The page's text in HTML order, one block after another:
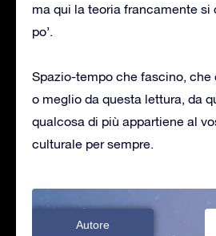
ma qui la teoria francamente si
po’.
Spazio-tempo che fascino, che
o meglio da questa lettura, da
qualcosa di più appartiene al
culturale per sempre.
Autore